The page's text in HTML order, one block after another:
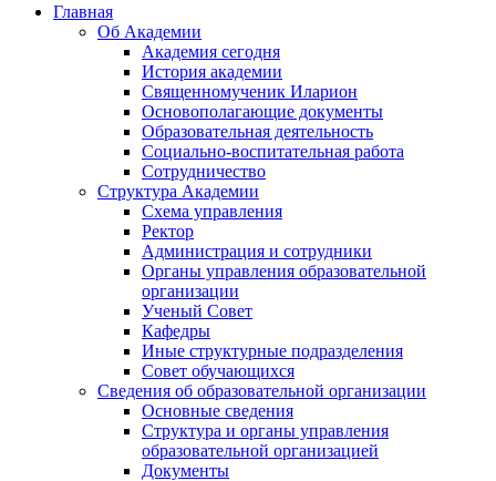
Главная
Об Академии
Академия сегодня
История академии
Священномученик Иларион
Основополагающие документы
Образовательная деятельность
Социально-воспитательная работа
Сотрудничество
Структура Академии
Схема управления
Ректор
Администрация и сотрудники
Органы управления образовательной
организации
Ученый Совет
Кафедры
Иные структурные подразделения
Совет обучающихся
Сведения об образовательной организации
Основные сведения
Структура и органы управления
образовательной организацией
Документы